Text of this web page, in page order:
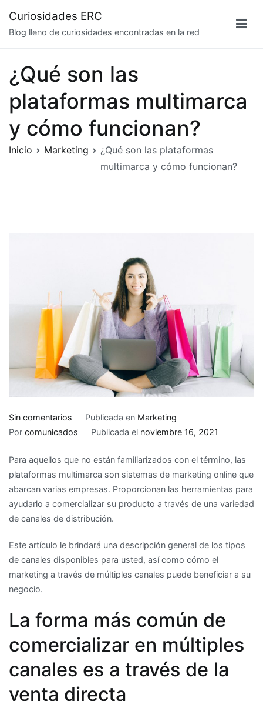
contenido
Curiosidades ERC
Blog lleno de curiosidades encontradas en la red
¿Qué son las
plataformas multimarca
y cómo funcionan?
Inicio Marketing
¿Qué son las plataformas
multimarca y cómo funcionan?
Sin comentarios
¿Qué
las
plataformas
multimarca
y
cómo
Publicada en Marketing
Por comunicados Publicada el noviembre 16, 2021
Para aquellos que no están familiarizados con el término, las
plataformas multimarca son sistemas de marketing online que
abarcan varias empresas. Proporcionan las herramientas para
ayudarlo a comercializar su producto a través de una variedad
de canales de distribución.
Este artículo le brindará una descripción general de los tipos
de canales disponibles para usted, así como cómo el
marketing a través de múltiples canales puede beneficiar a su
negocio.
La forma más común de
comercializar en múltiples
canales es a través de la
venta directa